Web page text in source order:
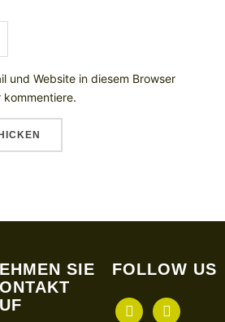
und Website in diesem Browser
SIE
FOLLOW US
facebookinstagram